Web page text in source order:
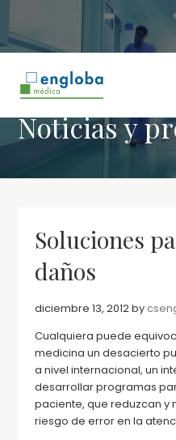
la
principal
contenido
la
lateral
principal
MÉDICA
en
identificación
sanitaria
Noticias y
Soluciones
daños
diciembre 13, 2012by
Cualquiera puede
medicina un desacierto
a nivel internacional, un
desarrollar programas
paciente, que reduzcan y
riesgo de error en la